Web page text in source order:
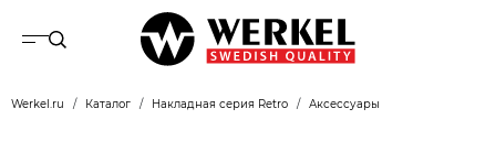
Werkel.ru Каталог Накладная серия Retro Аксессуары